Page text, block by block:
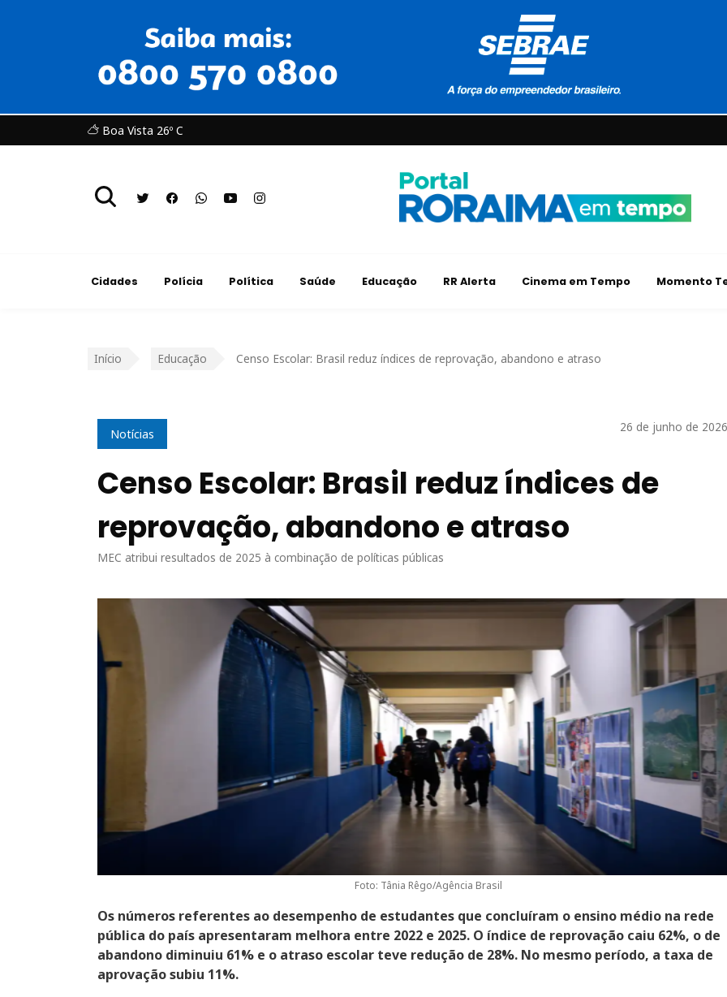
Boa Vista 26º C
Cidades Polícia Política Saúde Educação RR Alerta Cinema em Tempo Momento
Início Educação Censo Escolar: Brasil reduz índices de reprovação, abandono e atraso
Notícias 26 de junho de
Censo Escolar: Brasil reduz índices de
reprovação, abandono e atraso
MEC atribui resultados de 2025 à combinação de políticas públicas
Foto: Tânia Rêgo/Agência Brasil
Os números referentes ao desempenho de estudantes que concluíram o ensino médio na rede
pública do país apresentaram melhora entre 2022 e 2025. O índice de reprovação caiu 62%, o de
abandono diminuiu 61% e o atraso escolar teve redução de 28%. No mesmo período, a taxa de
aprovação subiu 11%.